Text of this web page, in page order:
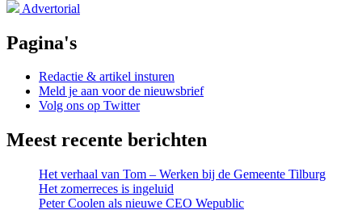
Advertorial
Pagina's
Redactie & artikel insturen
Meld je aan voor de nieuwsbrief
Volg ons op Twitter
Meest recente berichten
Het verhaal van Tom – Werken bij de Gemeente Tilburg
Het zomerreces is ingeluid
Peter Coolen als nieuwe CEO Wepublic